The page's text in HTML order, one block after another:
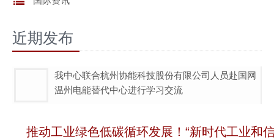
近期发布
我中心联合杭州协能科技股份有限公司人员赴国网
温州电能替代中心进行学习交流
推动工业绿色低碳循环发展！“新时代工业和